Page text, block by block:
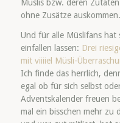
Müslis bzw. deren
ohne Zusätze auskommen.
Und für alle Müslifans hat
einfallen lassen: Drei
mit viiiiel Müsli-
Ich finde das herrlich,
egal ob für sich selbst
Adventskalender freuen
mal ein bisschen mehr zu